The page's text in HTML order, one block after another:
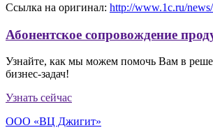
Ссылка на оригинал: http://www.1c.ru/
Абонентское сопровождение
Узнайте, как мы можем помочь Вам в
бизнес-задач!
Узнать сейчас
ООО «ВЦ Джигит»